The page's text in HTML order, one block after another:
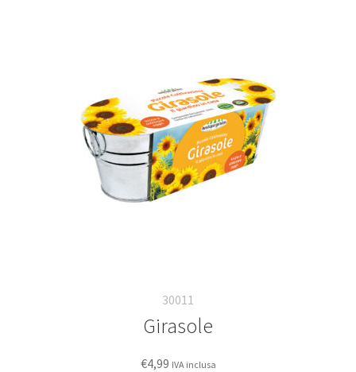
30011
Girasole
€4,99 IVA inclusa